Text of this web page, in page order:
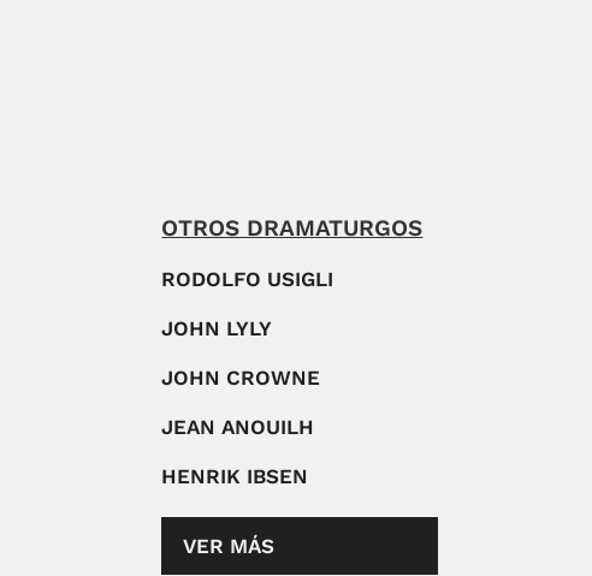
OTROS DRAMATURGOS
RODOLFO USIGLI
JOHN LYLY
JOHN CROWNE
JEAN ANOUILH
HENRIK IBSEN
VER MÁS